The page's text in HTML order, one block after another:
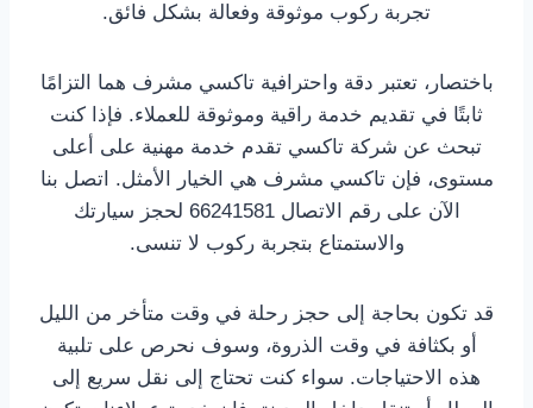
تجربة ركوب موثوقة وفعالة بشكل فائق.
باختصار، تعتبر دقة واحترافية تاكسي مشرف هما التزامًا
ثابتًا في تقديم خدمة راقية وموثوقة للعملاء. فإذا كنت
تبحث عن شركة تاكسي تقدم خدمة مهنية على أعلى
مستوى، فإن تاكسي مشرف هي الخيار الأمثل. اتصل بنا
الآن على رقم الاتصال 66241581 لحجز سيارتك
والاستمتاع بتجربة ركوب لا تنسى.
قد تكون بحاجة إلى حجز رحلة في وقت متأخر من الليل
أو بكثافة في وقت الذروة، وسوف نحرص على تلبية
هذه الاحتياجات. سواء كنت تحتاج إلى نقل سريع إلى